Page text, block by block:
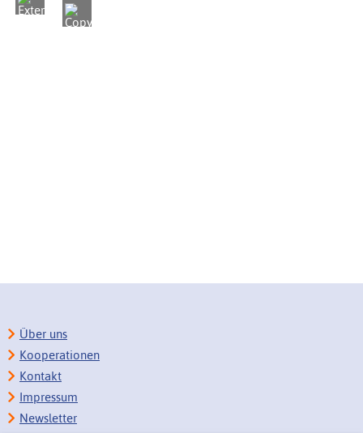
Über uns
Kooperationen
Kontakt
Impressum
Newsletter